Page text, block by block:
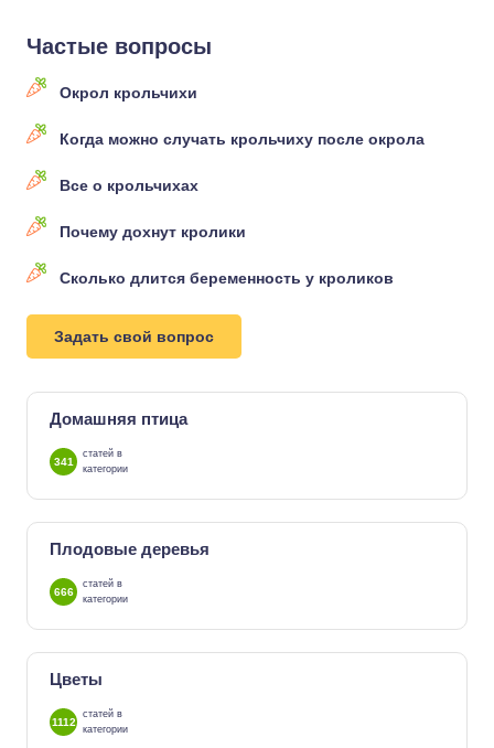
Частые вопросы
Окрол крольчихи
Когда можно случать крольчиху после окрола
Все о крольчихах
Почему дохнут кролики
Сколько длится беременность у кроликов
Задать свой вопрос
Домашняя птица
341
статей в
категории
Плодовые деревья
666
статей в
категории
Цветы
1112
статей в
категории